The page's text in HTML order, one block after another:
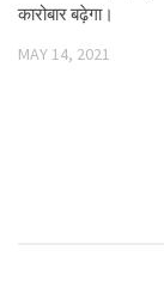
कारोबार बढ़ेगा।
MAY 14, 2021